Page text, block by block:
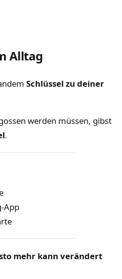
Alltag
Schlüssel zu deiner
werden müssen, gibst
.
App
mehr kann verändert